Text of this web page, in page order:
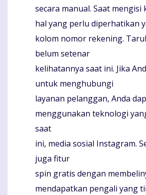
secara manual. Saat
hal yang perlu diperhatikan
kolom nomor rekening.
belum setenar
kelihatannya saat ini. Jika
untuk menghubungi
layanan pelanggan, Anda
menggunakan teknologi
saat
ini, media sosial Instagram.
juga fitur
spin gratis dengan
mendapatkan pengali yang